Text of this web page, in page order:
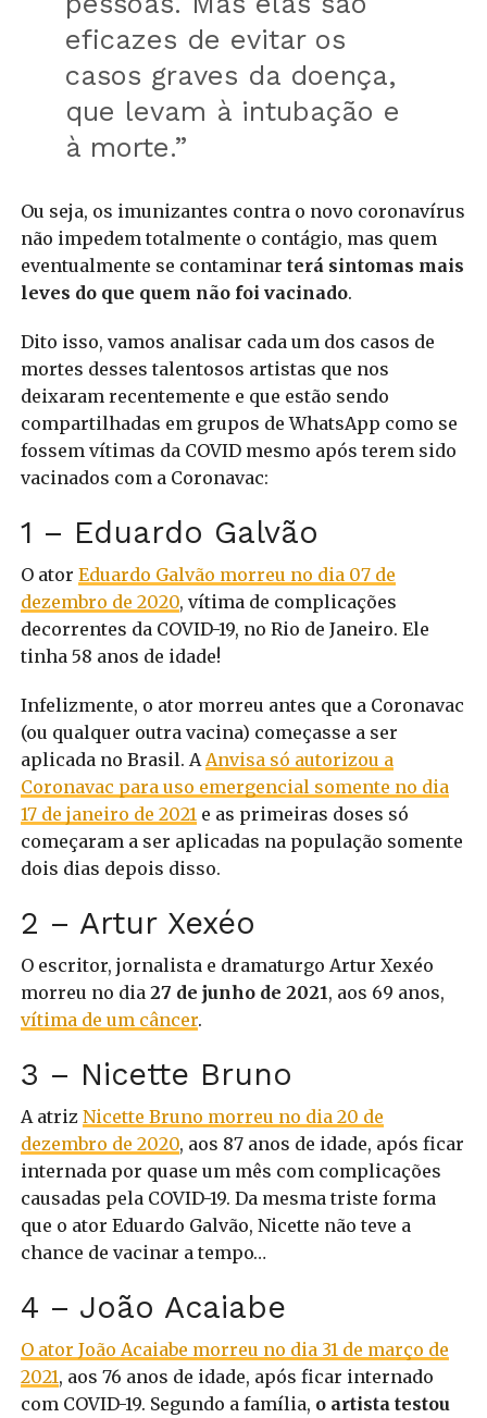
eficazes de evitar os
casos graves da doença,
que levam à intubação e
à morte.”
Ou seja, os imunizantes contra o novo coronavírus
não impedem totalmente o contágio, mas quem
eventualmente se contaminar terá sintomas mais
leves do que quem não foi vacinado.
Dito isso, vamos analisar cada um dos casos de
mortes desses talentosos artistas que nos
deixaram recentemente e que estão sendo
compartilhadas em grupos de WhatsApp como se
fossem vítimas da COVID mesmo após terem sido
vacinados com a Coronavac:
1 – Eduardo Galvão
O ator Eduardo Galvão morreu no dia 07 de
dezembro de 2020, vítima de complicações
decorrentes da COVID-19, no Rio de Janeiro. Ele
tinha 58 anos de idade!
Infelizmente, o ator morreu antes que a Coronavac
(ou qualquer outra vacina) começasse a ser
aplicada no Brasil. A Anvisa só autorizou a
Coronavac para uso emergencial somente no dia
17 de janeiro de 2021 e as primeiras doses só
começaram a ser aplicadas na população somente
dois dias depois disso.
2 – Artur Xexéo
O escritor, jornalista e dramaturgo Artur Xexéo
morreu no dia 27 de junho de 2021, aos 69 anos,
vítima de um câncer.
3 – Nicette Bruno
A atriz Nicette Bruno morreu no dia 20 de
dezembro de 2020, aos 87 anos de idade, após ficar
internada por quase um mês com complicações
causadas pela COVID-19. Da mesma triste forma
que o ator Eduardo Galvão, Nicette não teve a
chance de vacinar a tempo…
4 – João Acaiabe
O ator João Acaiabe morreu no dia 31 de março de
2021, aos 76 anos de idade, após ficar internado
com COVID-19. Segundo a família, o artista testou